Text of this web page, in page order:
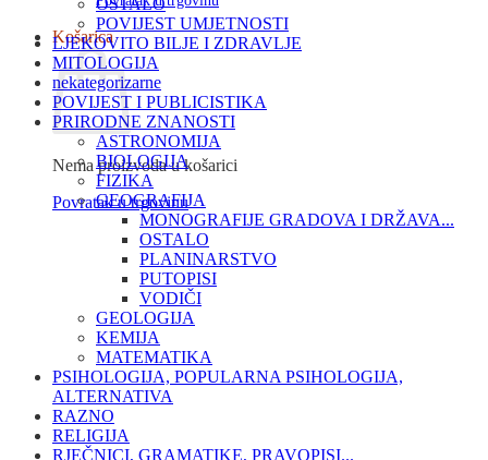
Košarica
Nema proizvoda u košarici
Povratak u trgovinu
OSTALO
POVIJEST UMJETNOSTI
LJEKOVITO BILJE I ZDRAVLJE
MITOLOGIJA
nekategorizarne
POVIJEST I PUBLICISTIKA
PRIRODNE ZNANOSTI
ASTRONOMIJA
BIOLOGIJA
FIZIKA
GEOGRAFIJA
MONOGRAFIJE GRADOVA I DRŽAVA...
OSTALO
PLANINARSTVO
PUTOPISI
VODIČI
GEOLOGIJA
KEMIJA
MATEMATIKA
PSIHOLOGIJA, POPULARNA PSIHOLOGIJA,
ALTERNATIVA
RAZNO
RELIGIJA
RJEČNICI, GRAMATIKE, PRAVOPISI...